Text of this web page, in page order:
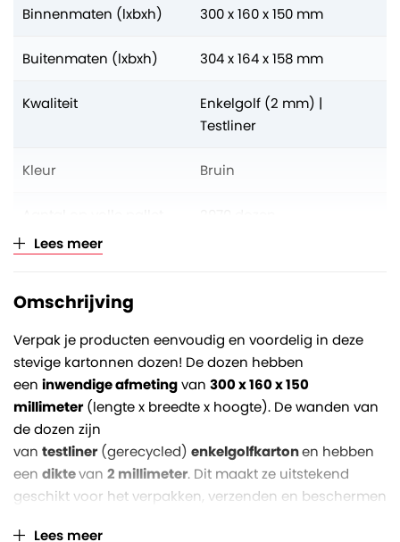
Binnenmaten (lxbxh) 300 x 160 x 150 mm
Buitenmaten (lxbxh) 304 x 164 x 158 mm
Kwaliteit
Enkelgolf (2 mm) |
Testliner
Kleur Bruin
Verkoopeenheid
Lees meer
Omschrijving
Verpak je producten eenvoudig en voordelig in deze
stevige kartonnen dozen! De dozen hebben
een inwendige afmetingvan 300 x 160 x 150
millimeter(lengte x breedte x hoogte). De wanden van
de dozen zijn
van testliner(gerecycled) enkelgolfkartonen hebben
een diktevan 2 millimeter. Dit maakt ze uitstekend
geschikt voor het verpakken, verzenden en beschermen
Lees meer